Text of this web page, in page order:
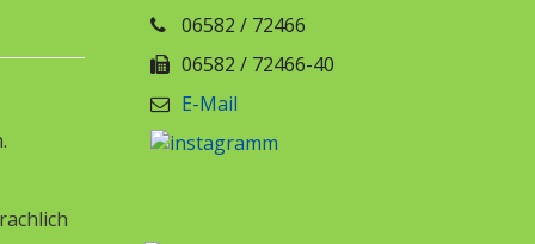
06582 / 72466
06582 / 72466-40
E-Mail